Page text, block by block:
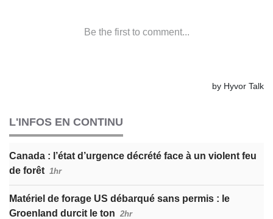
L'INFOS EN CONTINU
Canada : l’état d’urgence décrété face à un violent feu
de forêt 1hr
Matériel de forage US débarqué sans permis : le
Groenland durcit le ton 2hr